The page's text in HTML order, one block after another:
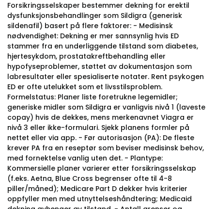
Forsikringsselskaper bestemmer dekning for erektil
dysfunksjonsbehandlinger som Sildigra (generisk
sildenafil) basert på flere faktorer: - Medisinsk
nødvendighet: Dekning er mer sannsynlig hvis ED
stammer fra en underliggende tilstand som diabetes,
hjertesykdom, prostatakreftbehandling eller
hypofyseproblemer, støttet av dokumentasjon som
labresultater eller spesialiserte notater. Rent psykogen
ED er ofte utelukket som et livsstilsproblem.
Formelstatus: Planer liste foretrukne legemidler;
generiske midler som Sildigra er vanligvis nivå 1 (laveste
copay) hvis de dekkes, mens merkenavnet Viagra er
nivå 3 eller ikke-formulari. Sjekk planens formler på
nettet eller via app. - Før autorisasjon (PA): De fleste
krever PA fra en reseptør som beviser medisinsk behov,
med fornektelse vanlig uten det. - Plantype:
Kommersielle planer varierer etter forsikringsselskap
(f.eks. Aetna, Blue Cross begrenser ofte til 4-8
piller/måned); Medicare Part D dekker hvis kriterier
oppfyller men med utnyttelseshåndtering; Medicaid